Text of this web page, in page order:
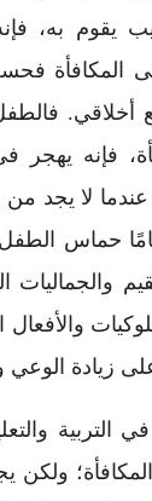
يقوم به،
المكافأة
أخلاقي.
فإنه يهجر
عندما لا يجد
حماس الطفل
والجماليات
زيادة
في التربية